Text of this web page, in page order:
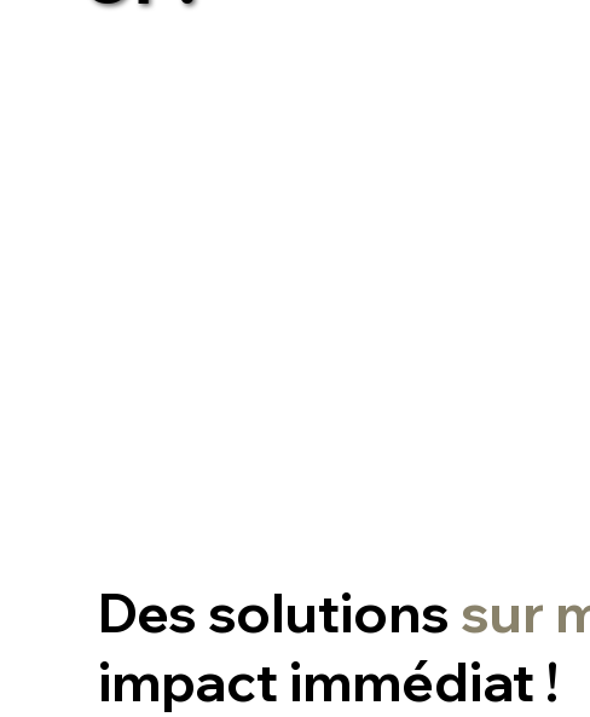
Des solutions sur
impact immédiat !